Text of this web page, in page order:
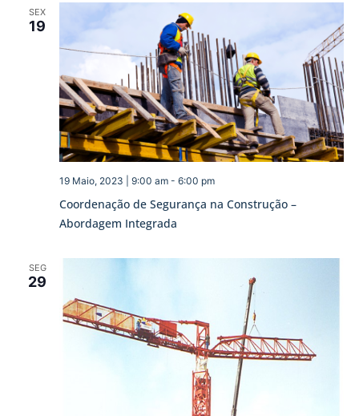
e
de
SEX
19
Coordenação de Segurança na Construção –
Abordagem Integrada
19 Maio, 2023 | 9:00 am- 6:00 pm
SEG
29